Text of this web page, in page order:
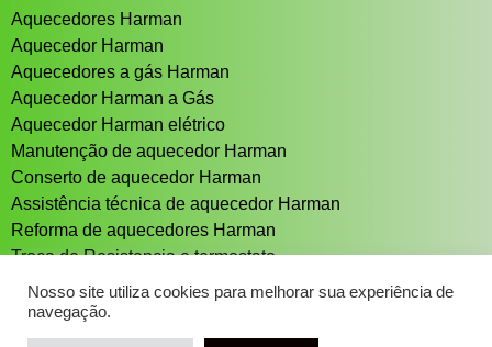
Aquecedores Harman
Aquecedor Harman
Aquecedores a gás Harman
Aquecedor Harman a Gás
Aquecedor Harman elétrico
Manutenção de aquecedor Harman
Conserto de aquecedor Harman
Assistência técnica de aquecedor Harman
Reforma de aquecedores Harman
Troca de Resistencia e termostato
Aquecedor solar Sistema de aquecimento solar
Nosso site utiliza cookies para melhorar sua experiência de
navegação.